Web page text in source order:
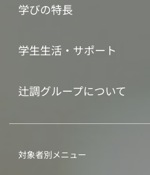
学びの特長
学生生活・サポート
辻調グループについて
対象者別メニュー